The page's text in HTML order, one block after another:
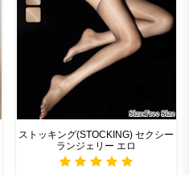
ストッキング(STOCKING) セクシー
ランジェリー エロ